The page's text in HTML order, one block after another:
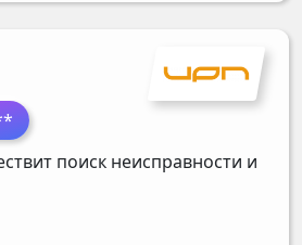
поиск неисправности и